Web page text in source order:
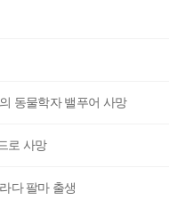
동물학자 밸푸어 사망
로 사망
다 팔마 출생